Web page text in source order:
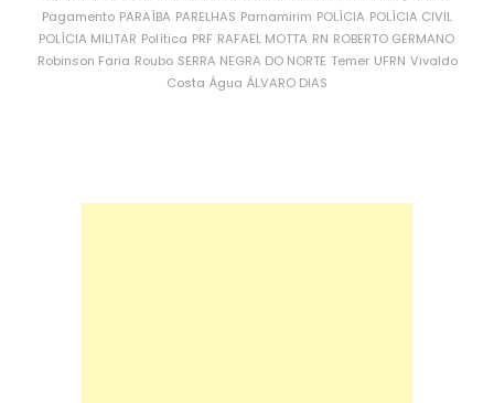
Pagamento PARAÍBA PARELHAS Parnamirim POLÍCIA POLÍCIA CIVIL
POLÍCIA MILITAR Política PRF RAFAEL MOTTA RN ROBERTO GERMANO
Robinson Faria Roubo SERRA NEGRA DO NORTE Temer UFRN Vivaldo
Costa Água ÁLVARO DIAS